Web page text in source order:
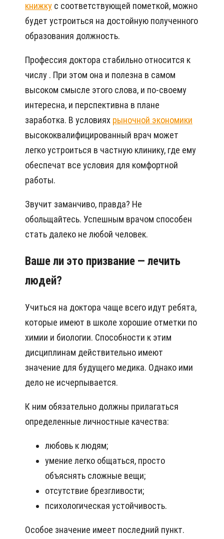
книжку с соответствующей пометкой, можно
будет устроиться на достойную полученного
образования должность.
Профессия доктора стабильно относится к
числу . При этом она и полезна в самом
высоком смысле этого слова, и по-своему
интересна, и перспективна в плане
заработка. В условиях рыночной экономики
высококвалифицированный врач может
легко устроиться в частную клинику, где ему
обеспечат все условия для комфортной
работы.
Звучит заманчиво, правда? Не
обольщайтесь. Успешным врачом способен
стать далеко не любой человек.
Ваше ли это призвание — лечить
людей?
Учиться на доктора чаще всего идут ребята,
которые имеют в школе хорошие отметки по
химии и биологии. Способности к этим
дисциплинам действительно имеют
значение для будущего медика. Однако ими
дело не исчерпывается.
К ним обязательно должны прилагаться
определенные личностные качества:
любовь к людям;
умение легко общаться, просто
объяснять сложные вещи;
отсутствие брезгливости;
психологическая устойчивость.
Особое значение имеет последний пункт.